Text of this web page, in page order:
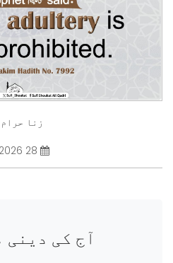
زنا
آج کی دینی